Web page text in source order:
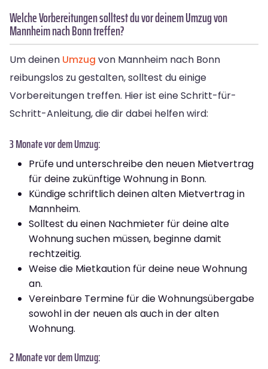
Welche Vorbereitungen solltest du vor deinem Umzug von
Mannheim nach Bonn treffen?
Um deinen Umzug von Mannheim nach Bonn
reibungslos zu gestalten, solltest du einige
Vorbereitungen treffen. Hier ist eine Schritt-für-
Schritt-Anleitung, die dir dabei helfen wird:
3 Monate vor dem Umzug:
Prüfe und unterschreibe den neuen Mietvertrag
für deine zukünftige Wohnung in Bonn.
Kündige schriftlich deinen alten Mietvertrag in
Mannheim.
Solltest du einen Nachmieter für deine alte
Wohnung suchen müssen, beginne damit
rechtzeitig.
Weise die Mietkaution für deine neue Wohnung
an.
Vereinbare Termine für die Wohnungsübergabe
sowohl in der neuen als auch in der alten
Wohnung.
2 Monate vor dem Umzug: